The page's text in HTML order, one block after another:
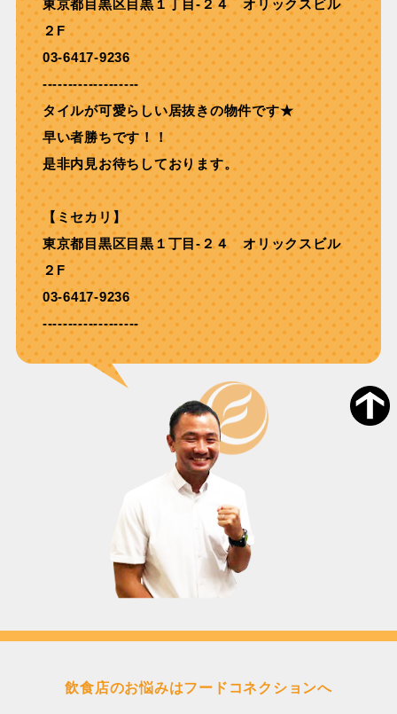
東京都目黒区目黒１丁目-２４ オリックスビル
２F
03-6417-9236
-------------------
タイルが可愛らしい居抜きの物件です★
早い者勝ちです！！
是非内見お待ちしております。
【ミセカリ】
東京都目黒区目黒１丁目-２４ オリックスビル
２F
03-6417-9236
-------------------
飲食店のお悩みはフードコネクションへ